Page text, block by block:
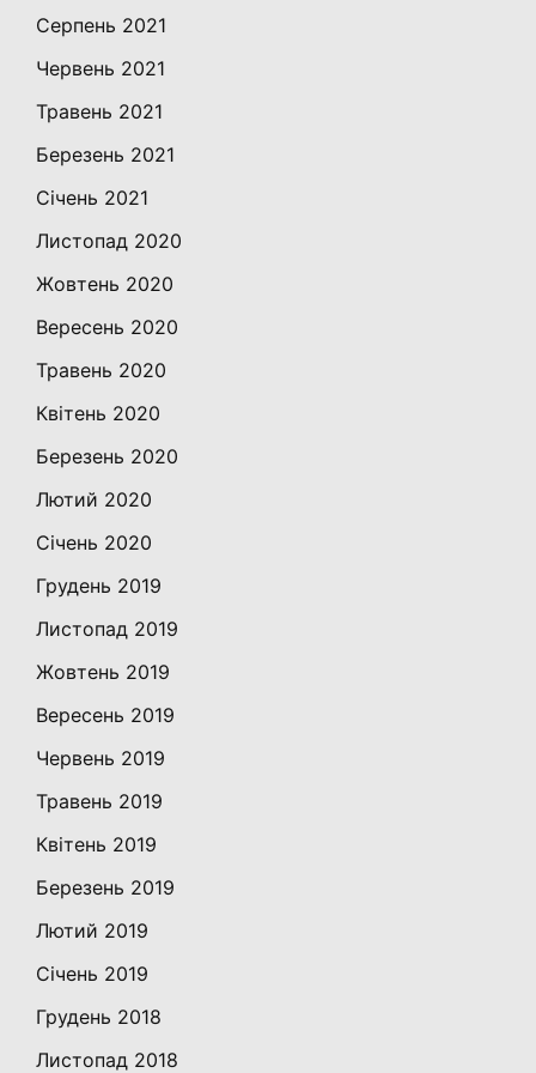
Серпень 2021
Червень 2021
Травень 2021
Березень 2021
Січень 2021
Листопад 2020
Жовтень 2020
Вересень 2020
Травень 2020
Квітень 2020
Березень 2020
Лютий 2020
Січень 2020
Грудень 2019
Листопад 2019
Жовтень 2019
Вересень 2019
Червень 2019
Травень 2019
Квітень 2019
Березень 2019
Лютий 2019
Січень 2019
Грудень 2018
Листопад 2018